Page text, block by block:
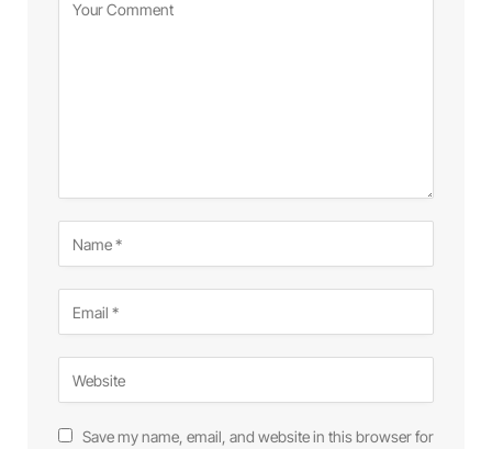
Save my name, email, and website in this browser for